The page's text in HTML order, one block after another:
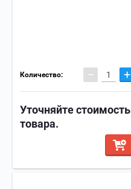
Количество: − +
Уточняйте стоимость
товара.